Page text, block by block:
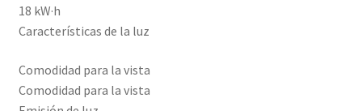
18 kW·h
Características de la luz
Comodidad para la vista
Comodidad para la vista